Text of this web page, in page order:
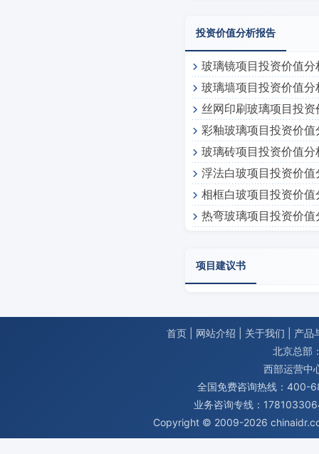
投资价值分析报告
玻璃镜项目投资价值分
玻璃墙项目投资价值分
丝网印刷玻璃项目投
彩釉玻璃项目投资价值
玻璃砖项目投资价值分
浮法白玻项目投资价值
相框白玻项目投资价值
热弯玻璃项目投资价值
项目建议书
首页 网站介绍 关于我们
产品
北京总部
西部运营中
全国免费咨询热线：400-
业务咨询专线：
Copyright © 2009-2026